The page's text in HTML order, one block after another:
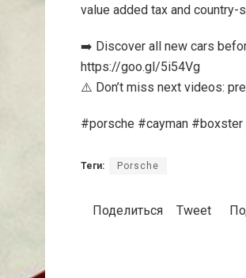
value added tax and
➡️ Discover all new cars
https://goo.gl/5i54Vg
⚠️ Don’t miss next videos:
#porsche #cayman #boxster
Теги: Porsche
Поделиться Tweet